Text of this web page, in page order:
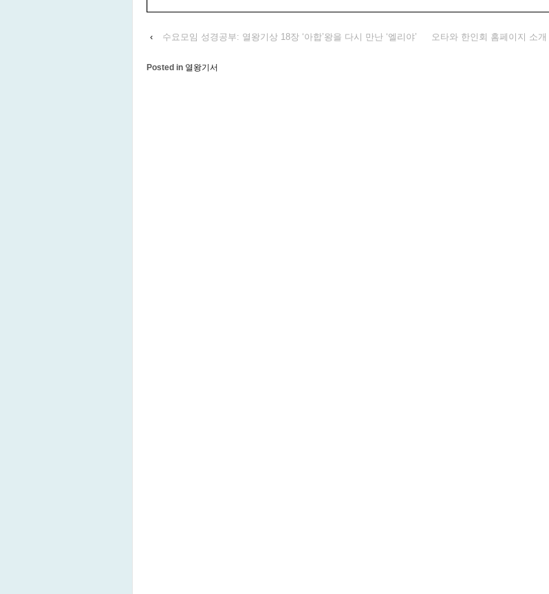
‹ 수요모임 성경공부: 열왕기상 18장 ‘아합’왕을 다시 만난 ‘엘리야’ 오타와 한인회 홈페이지 소개
Posted in 열왕기서